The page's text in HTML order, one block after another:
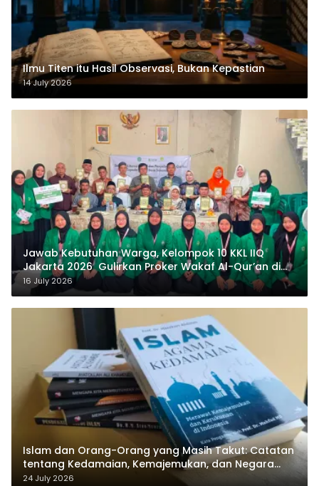
Ilmu Titen itu Hasil Observasi, Bukan Kepastian
14 July 2026
Jawab Kebutuhan Warga, Kelompok 10 KKL IIQ
Jakarta 2026 Gulirkan Proker Wakaf Al-Qur’an di
Sukamanah
16 July 2026
Islam dan Orang-Orang yang Masih Takut: Catatan
tentang Kedamaian, Kemajemukan, dan Negara
dalam Pemikiran Masykuri Abdillah
24 July 2026